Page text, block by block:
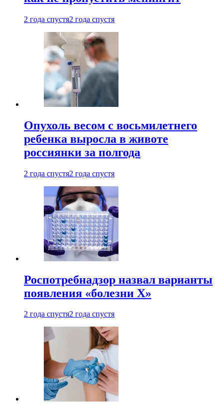
2 года спустя2 года спустя
Опухоль весом с восьмилетнего
ребенка выросла в животе
россиянки за полгода
2 года спустя2 года спустя
Роспотребнадзор назвал варианты
появления «болезни Х»
2 года спустя2 года спустя